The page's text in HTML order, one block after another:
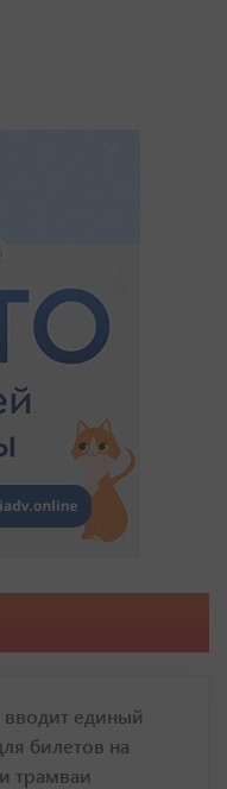
единый
билетов на
трамваи